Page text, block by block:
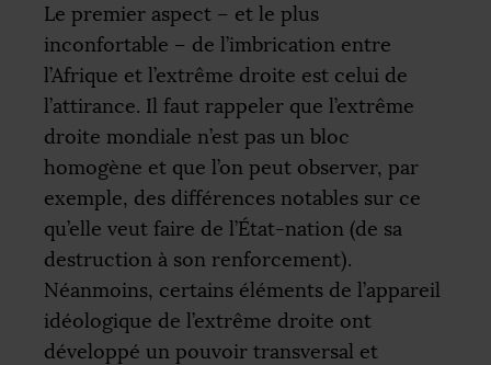
Le premier aspect – et le plus
inconfortable – de l’imbrication entre
l’Afrique et l’extrême droite est celui de
l’attirance. Il faut rappeler que l’extrême
droite mondiale n’est pas un bloc
homogène et que l’on peut observer, par
exemple, des différences notables sur ce
qu’elle veut faire de l’État-nation (de sa
destruction à son renforcement).
Néanmoins, certains éléments de l’appareil
idéologique de l’extrême droite ont
développé un pouvoir transversal et